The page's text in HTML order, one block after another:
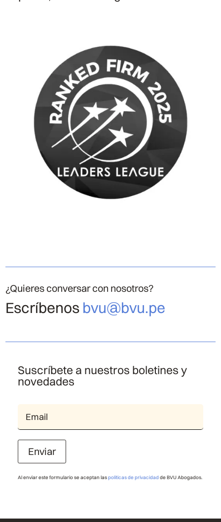
¿Quieres conversar con nosotros?
Escríbenos bvu@bvu.pe
Suscríbete a nuestros boletines y
novedades
Enviar
Al enviar este formulario se aceptan laspolíticas de privacidad de BVU Abogados.